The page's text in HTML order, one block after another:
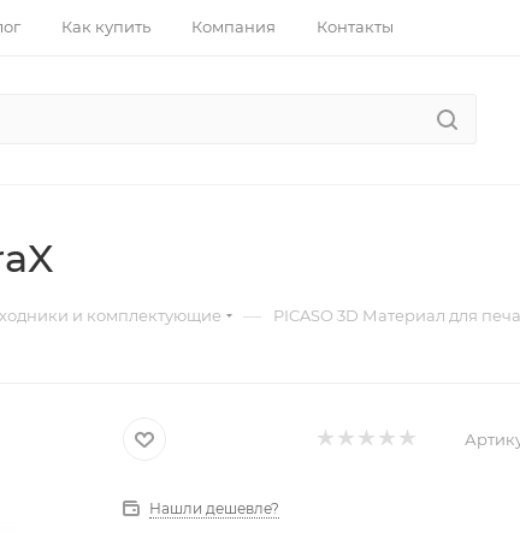
Как купить Компания Контакты
и комплектующие — PICASO 3D Материал для
Нашли дешевле?